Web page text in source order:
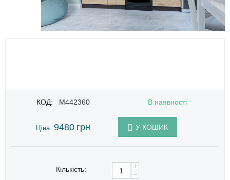
КОД: M442360 В наявності
Ціна: 9480 грн У КОШИК
Кількість:
+
−